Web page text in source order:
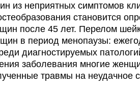
из неприятных симптомов
становится
после 45 лет. Перелом
в период менопаузы:
диагностируемых
заболевания многие
травмы на неудачное